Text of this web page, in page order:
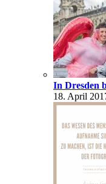
In Dresden
18. April